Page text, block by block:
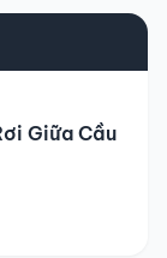
Giữa Cầu